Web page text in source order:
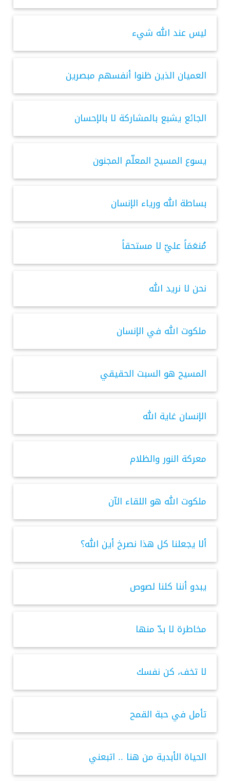
ليس عند الله شيء
العميان الذين ظنوا أنفسهم مبصرين
الجائع يشبع بالمشاركة لا بالإحسان
يسوع المسيح المعلّم المجنون
بساطة الله ورياء الإنسان
مُنعَمَاً عليّ لا مستحقاً
نحن لا نريد الله
ملكوت الله في الإنسان
المسيح هو السبت الحقيقي
الإنسان غاية الله
معركة النور والظلام
ملكوت الله هو اللقاء الآن
ألا يجعلنا كل هذا نصرخ أين الله؟
يبدو أننا كلنا لصوص
مخاطرة لا بدّ منها
لا تخف، كن نفسك
تأمل في حبة القمح
الحياة الأبدية من هنا .. اتبعني